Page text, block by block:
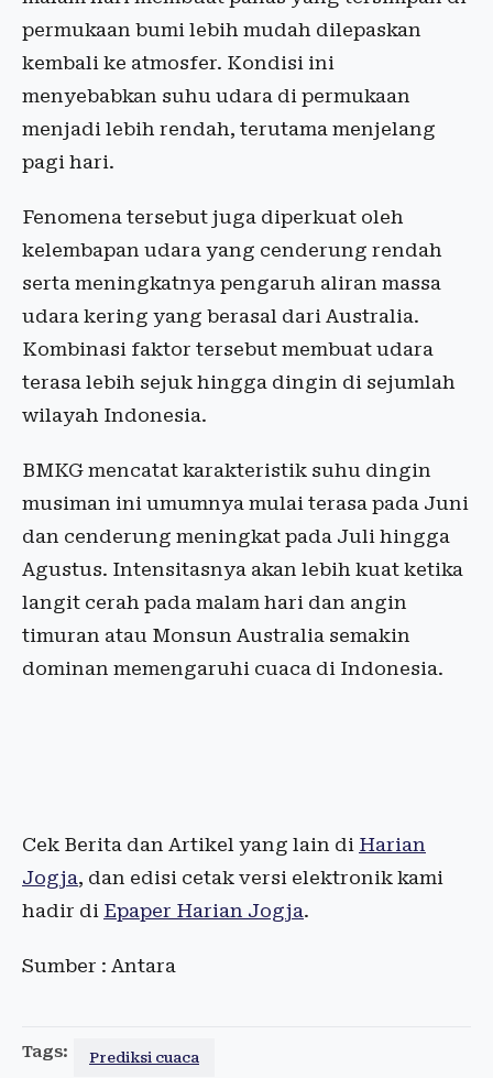
permukaan bumi lebih mudah dilepaskan
kembali ke atmosfer. Kondisi ini
menyebabkan suhu udara di permukaan
menjadi lebih rendah, terutama menjelang
pagi hari.
Fenomena tersebut juga diperkuat oleh
kelembapan udara yang cenderung rendah
serta meningkatnya pengaruh aliran massa
udara kering yang berasal dari Australia.
Kombinasi faktor tersebut membuat udara
terasa lebih sejuk hingga dingin di sejumlah
wilayah Indonesia.
BMKG mencatat karakteristik suhu dingin
musiman ini umumnya mulai terasa pada Juni
dan cenderung meningkat pada Juli hingga
Agustus. Intensitasnya akan lebih kuat ketika
langit cerah pada malam hari dan angin
timuran atau Monsun Australia semakin
dominan memengaruhi cuaca di Indonesia.
Cek Berita dan Artikel yang lain di Harian
Jogja, dan edisi cetak versi elektronik kami
hadir di Epaper Harian Jogja.
Sumber : Antara
Tags: Prediksi cuaca